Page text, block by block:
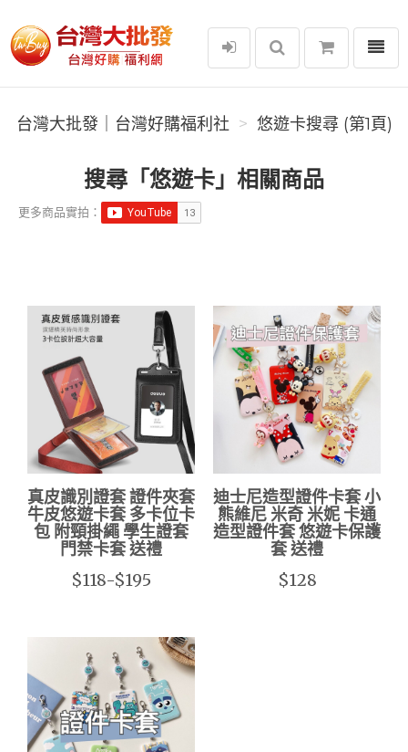
台灣大批發｜台灣好購福利社
選單
台灣大批發｜台灣好購福利社 悠遊卡搜尋 (第1頁)
搜尋「悠遊卡」相關商品
更多商品實拍：
真皮識別證套 證件夾套
牛皮悠遊卡套 多卡位卡
包 附頸掛繩 學生證套
門禁卡套 送禮
$118-$195
迪士尼造型證件卡套 小
熊維尼 米奇 米妮 卡通
造型證件套 悠遊卡保護
套 送禮
$128